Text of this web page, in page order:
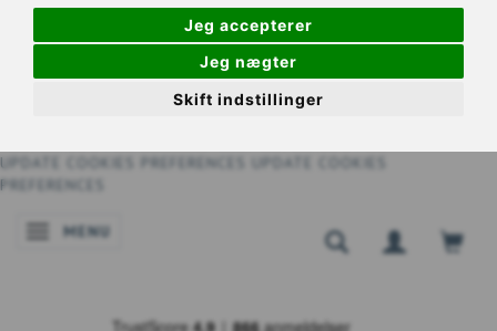
Jeg accepterer
Jeg nægter
Skift indstillinger
UPDATE COOKIES PREFERENCES
UPDATE COOKIES
PREFERENCES
NAVIGATIE IN-/UITSCHAKELEN
MENU